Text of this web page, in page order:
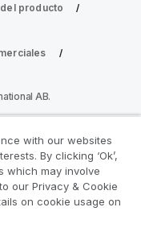
producto
AB.
de
aplicaciones
with our websites
By clicking ‘Ok’,
which may involve
our Privacy & Cookie
on cookie usage on